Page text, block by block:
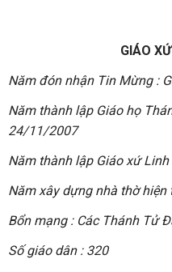
GIÁO
Năm đón nhận Tin Mừng :
Năm thành lập Giáo họ
24/11/2007
Năm thành lập Giáo xứ
Năm xây dựng nhà thờ hiện
Bổn mạng : Các Thánh Tử
Số giáo dân : 320